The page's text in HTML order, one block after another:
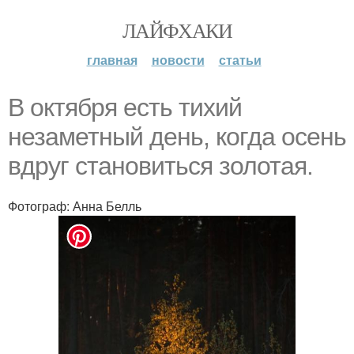
ЛАЙФХАКИ
главная новости статьи
В октября есть тихий
незаметный день, когда осень
вдруг становиться золотая.
Фотограф: Анна Белль